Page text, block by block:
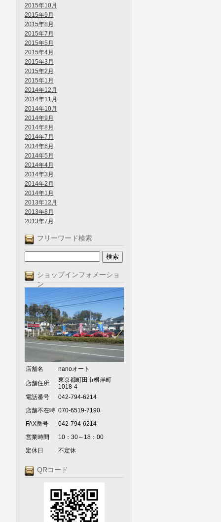
2015年10月
2015年9月
2015年8月
2015年7月
2015年5月
2015年4月
2015年3月
2015年2月
2015年1月
2014年12月
2014年11月
2014年10月
2014年9月
2014年8月
2014年7月
2014年6月
2014年5月
2014年4月
2014年3月
2014年2月
2014年1月
2013年12月
2013年8月
2013年7月
フリーワード検索
ショップインフォメーショ
ン
店舗名 nanoオート
店舗住所
東京都町田市根岸町
1018-4
電話番号
042-794-6214
店舗不在時 070-6519-7190
FAX番号
042-794-6214
営業時間
10：30～18：00
定休日
不定休
QRコード